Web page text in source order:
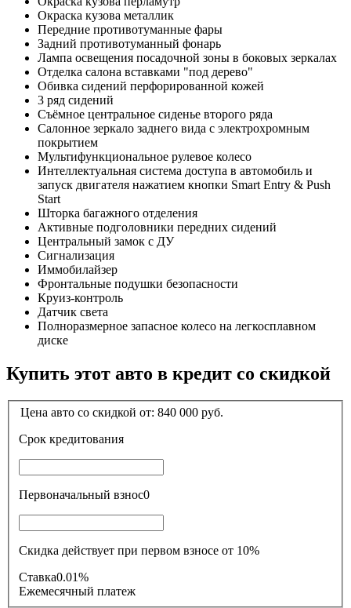
Окраска кузова металлик
Передние противотуманные фары
Задний противотуманный фонарь
Лампа освещения посадочной зоны в боковых зеркалах
Отделка салона вставками "под дерево"
Обивка сидений перфорированной кожей
3 ряд сидений
Съёмное центральное сиденье второго ряда
Салонное зеркало заднего вида с электрохромным
покрытием
Мультифункциональное рулевое колесо
Интеллектуальная система доступа в автомобиль и
запуск двигателя нажатием кнопки Smart Entry & Push
Start
Шторка багажного отделения
Активные подголовники передних сидений
Центральный замок с ДУ
Сигнализация
Иммобилайзер
Фронтальные подушки безопасности
Круиз-контроль
Датчик света
Полноразмерное запасное колесо на легкосплавном
диске
Купить этот авто в кредит со скидкой
Цена авто со скидкой от: 840 000 руб.
Срок кредитования
Первоначальный взнос0
Скидка действует при первом взносе от 10%
Ставка0.01%
Ежемесячный платеж